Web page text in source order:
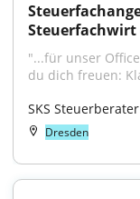
"...für unser
du dich freuen:
SKS
Dresden